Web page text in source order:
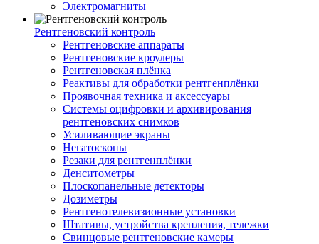
Электромагниты
Рентгеновский контроль
Рентгеновские аппараты
Рентгеновские кроулеры
Рентгеновская плёнка
Реактивы для обработки рентгенплёнки
Проявочная техника и аксессуары
Системы оцифровки и архивирования
рентгеновских снимков
Усиливающие экраны
Негатоскопы
Резаки для рентгенплёнки
Денситометры
Плоскопанельные детекторы
Дозиметры
Рентгенотелевизионные установки
Штативы, устройства крепления, тележки
Свинцовые рентгеновские камеры